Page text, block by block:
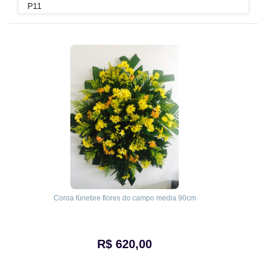
P11
Coroa fúnebre flores do campo media 90cm
R$ 620,00